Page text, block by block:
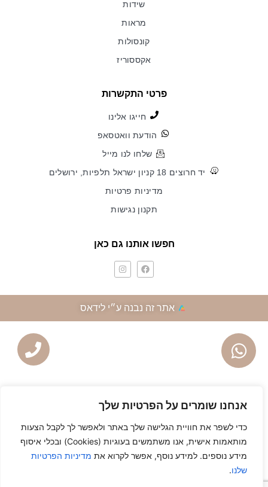
אנחנו שומרים על הפרטיות שלך
כדי לשפר את חוויית הגלישה שלך באתר ולאפשר לך לקבל הצעות
מותאמות אישית, אנו משתמשים בעוגיות (Cookies) ובכלי איסוף
מידע נוספים. למידע נוסף, אפשר לקרוא את מדיניות הפרטיות
שלנו.
שידות
מראות
קונסולות
אקססוריז
פרטי התקשרות
חייגו אלינו
הודעת וואטסאפ
שלחו לנו מייל
יד חרוצים 18 קניון ישראל תלפיות, ירושלים
מדיניות פרטיות
תקנון נגישות
חפשו אותנו גם כאן
אתר זה נבנה ע״י לידאס